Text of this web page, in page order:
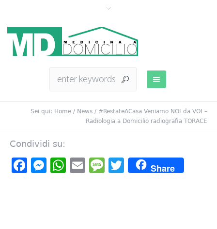
Sei qui: Home / News / #RestateACasa Veniamo NOI da VOI –
Radiologia a Domicilio radiografia TORACE
Condividi su:
Facebook
Messenger
WhatsApp
EmailMessage
Twitter
Share